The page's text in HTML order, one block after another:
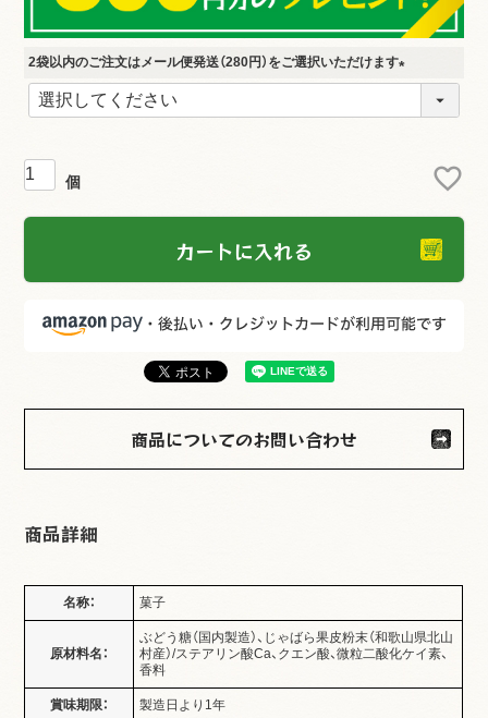
2袋以内のご注文はメール便発送（280円）をご選択いただけます
必
カートに入れる
商品についてのお問い合わせ
商品詳細
名称： 菓子
原材料名：
ぶどう糖（国内製造）、じゃばら果皮粉末（和歌山県北山
村産）/ステアリン酸Ca、クエン酸、微粒二酸化ケイ素、
香料
賞味期限： 製造日より1年